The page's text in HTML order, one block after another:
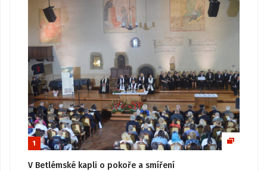
1
V Betlémské kapli o pokoře a smíření